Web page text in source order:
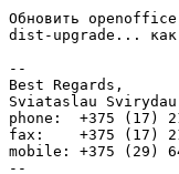
Обновить
dist-upgrade... как
--
Best Regards,
Sviataslau Svirydau
phone:  +375 (17)
fax:    +375 (17)
mobile: +375 (29)
--